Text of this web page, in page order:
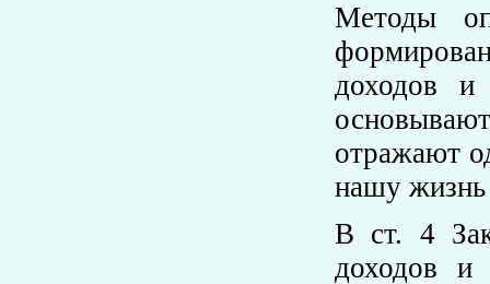
Методы
доходов и
отражают
нашу жизнь
В ст. 4
доходов и